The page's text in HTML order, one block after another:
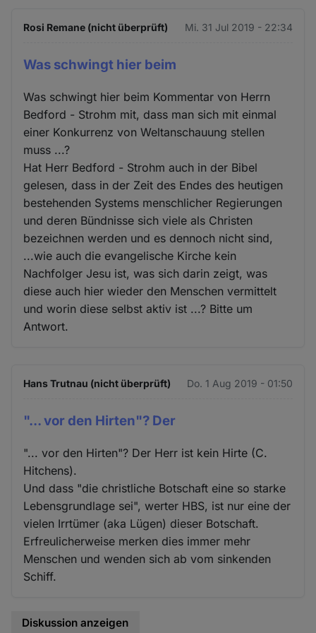
Rosi Remane (nicht überprüft) Mi. 31 Jul 2019 - 22:34
Was schwingt hier beim
Was schwingt hier beim Kommentar von Herrn
Bedford - Strohm mit, dass man sich mit einmal
einer Konkurrenz von Weltanschauung stellen
muss ...?
Hat Herr Bedford - Strohm auch in der Bibel
gelesen, dass in der Zeit des Endes des heutigen
bestehenden Systems menschlicher Regierungen
und deren Bündnisse sich viele als Christen
bezeichnen werden und es dennoch nicht sind,
...wie auch die evangelische Kirche kein
Nachfolger Jesu ist, was sich darin zeigt, was
diese auch hier wieder den Menschen vermittelt
und worin diese selbst aktiv ist ...? Bitte um
Antwort.
Hans Trutnau (nicht überprüft) Do. 1 Aug 2019 - 01:50
"... vor den Hirten"? Der
"... vor den Hirten"? Der Herr ist kein Hirte (C.
Hitchens).
Und dass "die christliche Botschaft eine so starke
Lebensgrundlage sei", werter HBS, ist nur eine der
vielen Irrtümer (aka Lügen) dieser Botschaft.
Erfreulicherweise merken dies immer mehr
Menschen und wenden sich ab vom sinkenden
Schiff.
Diskussion anzeigen